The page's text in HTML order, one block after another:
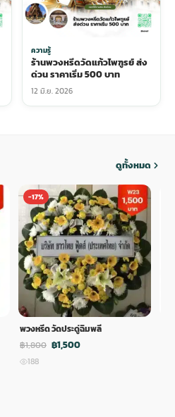
ความรู้
ร้านพวงหรีดวัดแก้วไพฑูรย์ ส่ง
ด่วน ราคาเริ่ม 500 บาท
12 มิ.ย. 2026
ดูทั้งหมด
-17%
พวงหรีด วัดประดู่ฉิมพลี
฿1,800 ฿1,500
188